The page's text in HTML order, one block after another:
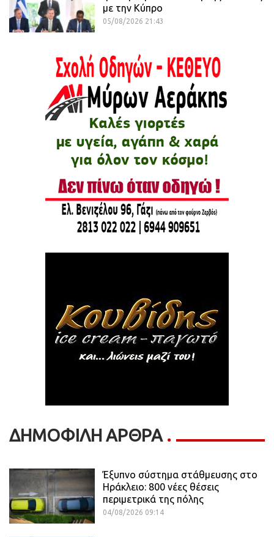
με την Κύπρο
05/08/2026 21:43
ΔΗΜΟΦΙΛΗ ΑΡΘΡΑ
Έξυπνο σύστημα στάθμευσης στο
Ηράκλειο: 800 νέες θέσεις
περιμετρικά της πόλης
04/08/2026 09:14